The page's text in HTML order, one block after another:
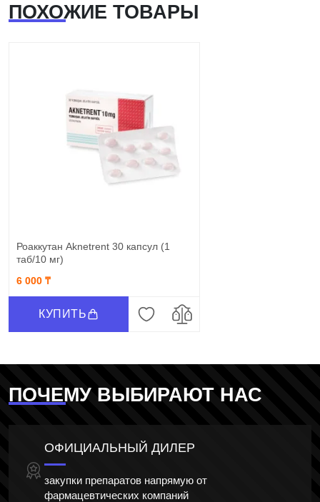
ПОХОЖИЕ ТОВАРЫ
Роаккутан Aknetrent 30 капсул (1
таб/10 мг)
6 000 ₸
КУПИТЬ
ПОЧЕМУ ВЫБИРАЮТ НАС
ОФИЦИАЛЬНЫЙ ДИЛЕР
закупки препаратов напрямую от
фармацевтических компаний